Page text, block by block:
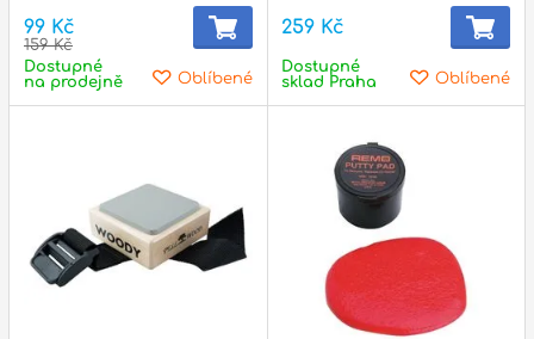
99 Kč
159 Kč
Oblíbené
Dostupné
na prodejně
259 Kč
Oblíbené
Dostupné
sklad Praha